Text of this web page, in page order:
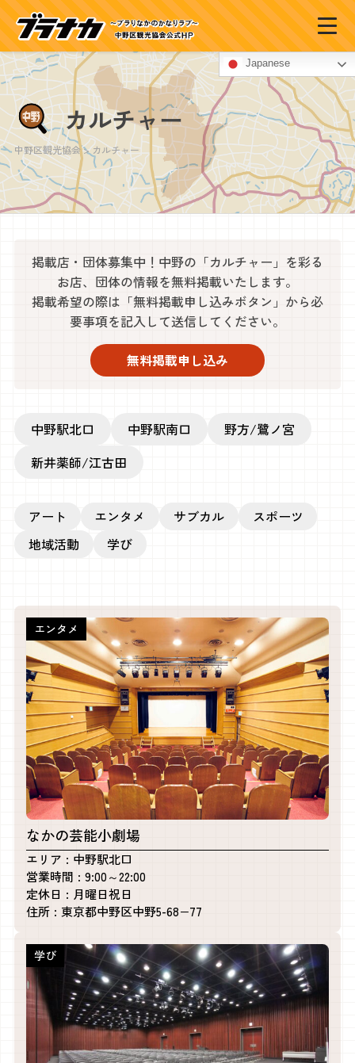
Japanese
カルチャー
中野区観光協会>カルチャー
掲載店・団体募集中！中野の「カルチャー」を彩る
お店、団体の情報を無料掲載いたします。
掲載希望の際は「無料掲載申し込みボタン」から必
要事項を記入して送信してください。
無料掲載申し込み
中野駅北口 中野駅南口
野方/鷺ノ宮
新井薬師/江古田
アート エンタメ サブカル
スポーツ
地域活動
学び
エンタメ
なかの芸能小劇場
エリア
中野駅北口
営業時間
9:00～22:00
定休日
月曜日祝日
住所
東京都中野区中野5-68−77
学び